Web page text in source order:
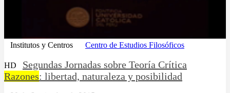
Institutos y Centros Centro de Estudios Filosóficos
HD
Segundas Jornadas sobre Teoría Crítica
Razones: libertad, naturaleza y posibilidad